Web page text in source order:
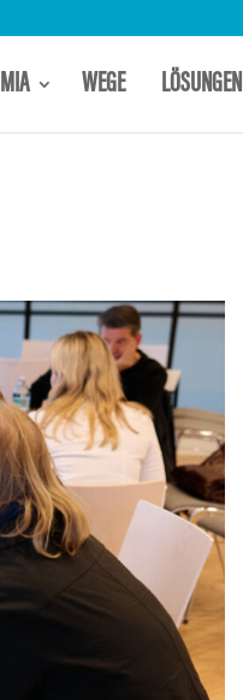
MIA WEGE LÖSUNGEN